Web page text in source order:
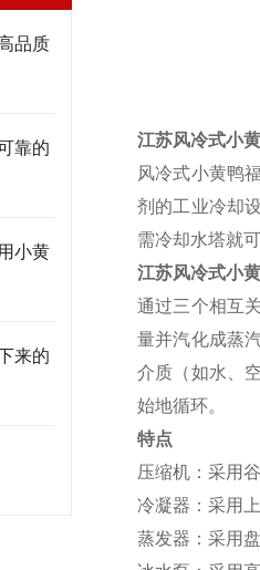
品质
靠的
小黄
来的
江苏风冷式小
风冷式小黄鸭
剂的工业冷却
需冷却水塔就
江苏风冷式小
通过三个相互
量并汽化成蒸
介质（如水、
始地循环。
特点
压缩机：采用
冷凝器：采用
蒸发器：采用